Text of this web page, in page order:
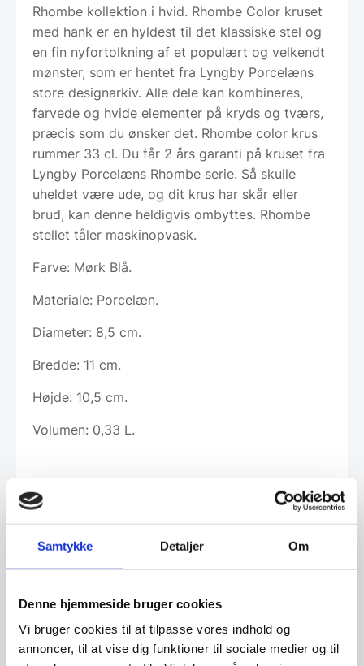
Samtykke Detaljer Om
Denne hjemmeside bruger cookies
Vi bruger cookies til at tilpasse vores indhold og
annoncer, til at vise dig funktioner til sociale medier og til
Rhombe kollektion i hvid. Rhombe Color kruset
med hank er en hyldest til det klassiske stel og
en fin nyfortolkning af et populært og velkendt
mønster, som er hentet fra Lyngby Porcelæns
store designarkiv. Alle dele kan kombineres,
farvede og hvide elementer på kryds og tværs,
præcis som du ønsker det. Rhombe color krus
rummer 33 cl. Du får 2 års garanti på kruset fra
Lyngby Porcelæns Rhombe serie. Så skulle
uheldet være ude, og dit krus har skår eller
brud, kan denne heldigvis ombyttes. Rhombe
stellet tåler maskinopvask.
Farve: Mørk Blå.
Materiale: Porcelæn.
Diameter: 8,5 cm.
Bredde: 11 cm.
Højde: 10,5 cm.
Volumen: 0,33 L.
Om koncernen & god kvalitet
Vi prismatcher - Klik her